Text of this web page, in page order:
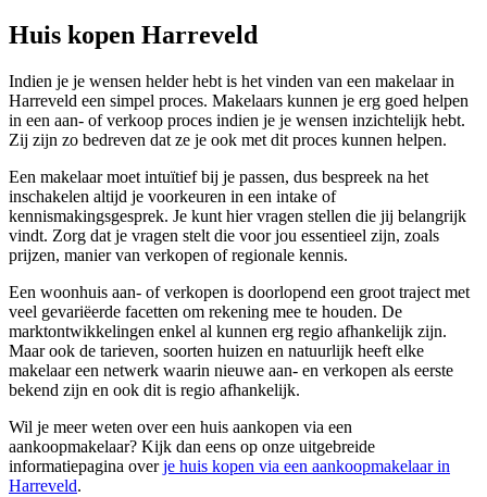
Huis kopen Harreveld
Indien je je wensen helder hebt is het vinden van een makelaar in
Harreveld een simpel proces. Makelaars kunnen je erg goed helpen
in een aan- of verkoop proces indien je je wensen inzichtelijk hebt.
Zij zijn zo bedreven dat ze je ook met dit proces kunnen helpen.
Een makelaar moet intuïtief bij je passen, dus bespreek na het
inschakelen altijd je voorkeuren in een intake of
kennismakingsgesprek. Je kunt hier vragen stellen die jij belangrijk
vindt. Zorg dat je vragen stelt die voor jou essentieel zijn, zoals
prijzen, manier van verkopen of regionale kennis.
Een woonhuis aan- of verkopen is doorlopend een groot traject met
veel gevariëerde facetten om rekening mee te houden. De
marktontwikkelingen enkel al kunnen erg regio afhankelijk zijn.
Maar ook de tarieven, soorten huizen en natuurlijk heeft elke
makelaar een netwerk waarin nieuwe aan- en verkopen als eerste
bekend zijn en ook dit is regio afhankelijk.
Wil je meer weten over een huis aankopen via een
aankoopmakelaar? Kijk dan eens op onze uitgebreide
informatiepagina overje huis kopen via een aankoopmakelaar in
Harreveld.